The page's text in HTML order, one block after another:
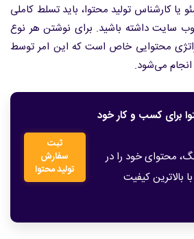
یا کارشناس تولید محتوا، باید تسلط کاملی
وب سایت داشته باشید. برای نوشتن هر نوع
محتوایی خاص است که این امر توسط
می‌شود.
برای کسب و کار خود
محتوای خود را در
بالاترین کیفیت
ثبت
سفارش
تولید محتوا